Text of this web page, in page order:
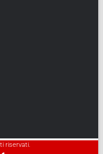
riservati.